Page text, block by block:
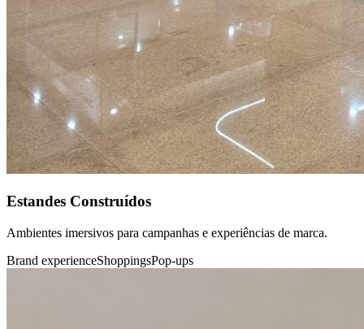
Estandes Construídos
Ambientes imersivos para campanhas e experiências de marca.
Brand experienceShoppingsPop-ups